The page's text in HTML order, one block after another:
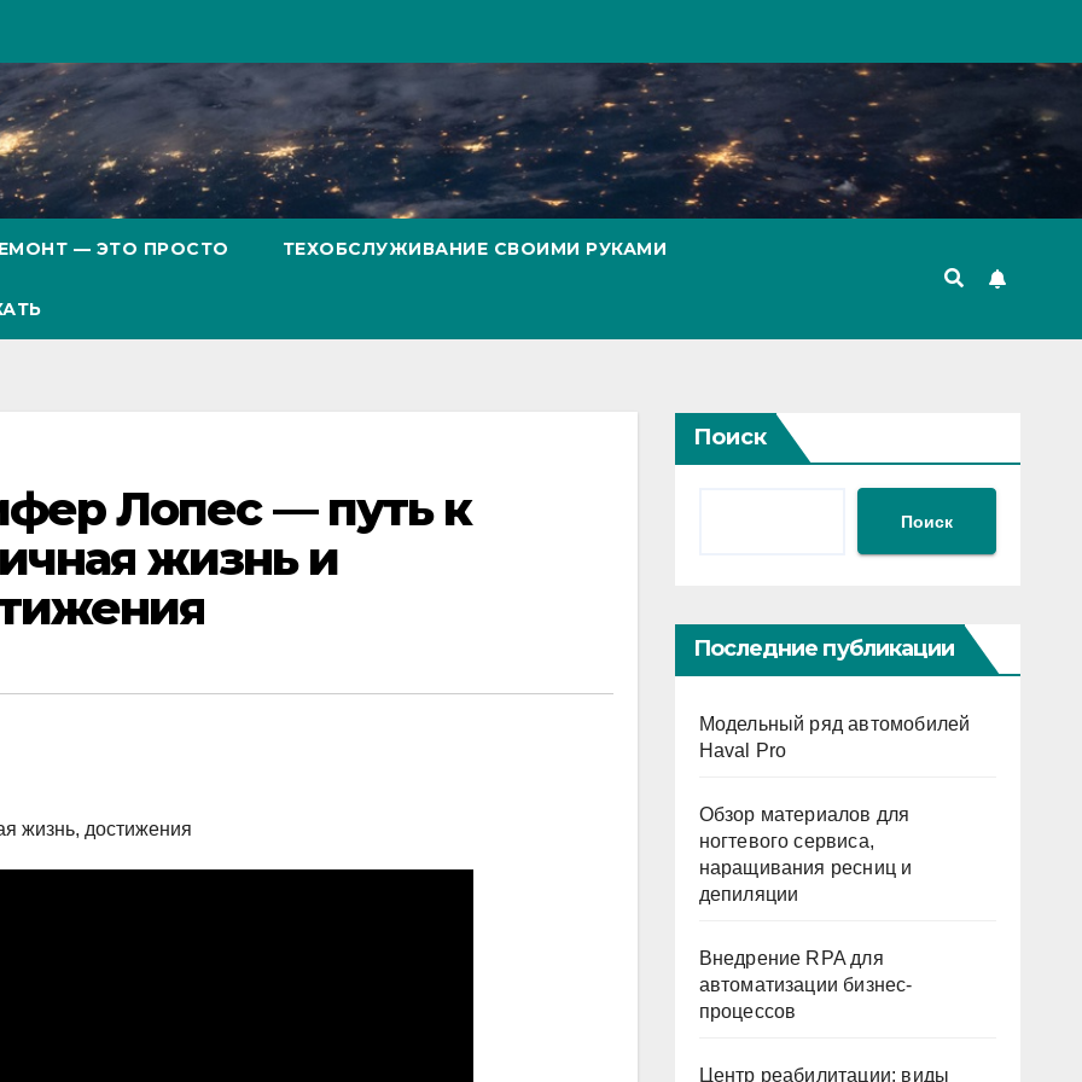
— ЭТО ПРОСТО ТЕХОБСЛУЖИВАНИЕ СВОИМИ РУКАМИ
Лопес — путь к
жизнь и
Поиск
Поиск
Последние публикации
Модельный ряд автомобилей
Haval Pro
Обзор материалов для
ногтевого сервиса,
наращивания ресниц и
депиляции
Внедрение RPA для
автоматизации бизнес-
процессов
Центр реабилитации: виды